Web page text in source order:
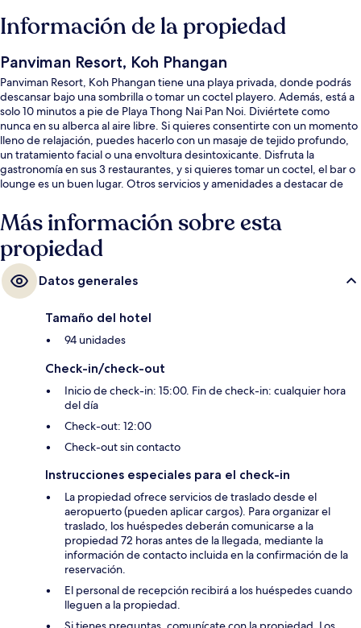
Información de la propiedad
Panviman Resort, Koh Phangan
Panviman Resort, Koh Phangan tiene una playa privada, donde podrás
descansar bajo una sombrilla o tomar un coctel playero. Además, está a
solo 10 minutos a pie de Playa Thong Nai Pan Noi. Diviértete como
nunca en su alberca al aire libre. Si quieres consentirte con un momento
lleno de relajación, puedes hacerlo con un masaje de tejido profundo,
un tratamiento facial o una envoltura desintoxicante. Disfruta la
gastronomía en sus 3 restaurantes, y si quieres tomar un coctel, el bar o
lounge es un buen lugar. Otros servicios y amenidades a destacar de
baño de vapor.
Más información sobre esta
propiedad
Datos generales
Tamaño del hotel
94 unidades
Check-in/check-out
Inicio de check-in: 15:00. Fin de check-in: cualquier hora
del día
Check-out: 12:00
Check-out sin contacto
Instrucciones especiales para el check-in
La propiedad ofrece servicios de traslado desde el
aeropuerto (pueden aplicar cargos). Para organizar el
traslado, los huéspedes deberán comunicarse a la
propiedad 72 horas antes de la llegada, mediante la
información de contacto incluida en la confirmación de la
reservación.
El personal de recepción recibirá a los huéspedes cuando
lleguen a la propiedad.